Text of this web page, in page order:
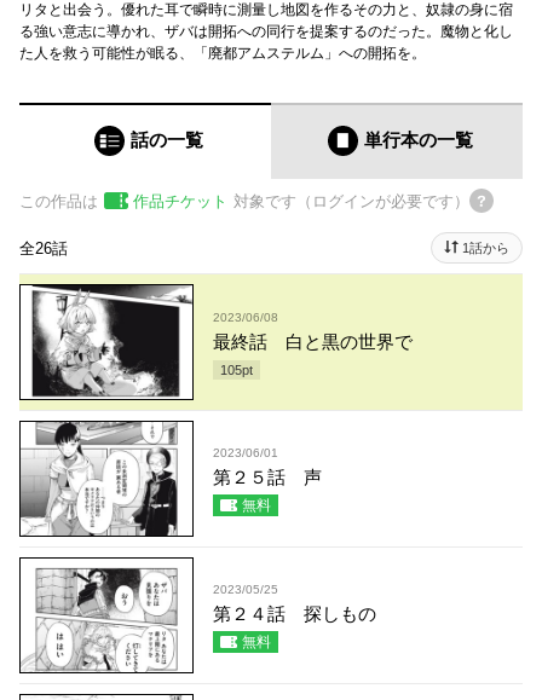
リタと出会う。優れた耳で瞬時に測量し地図を作るその力と、奴隷の身に宿
る強い意志に導かれ、ザバは開拓への同行を提案するのだった。魔物と化し
た人を救う可能性が眠る、「廃都アムステルム」への開拓を。
話の一覧 単行本の一覧
この作品は 作品チケット 対象です（ログインが必要です）
全26話 1話から
2023/06/08
最終話 白と黒の世界で
105pt
2023/06/01
第２５話 声
無料
2023/05/25
第２４話 探しもの
無料